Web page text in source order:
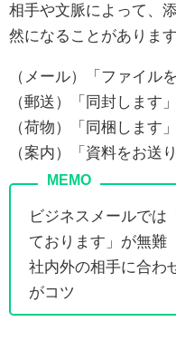
相手や文脈によって、
然になることがあります
（メール）「ファイル
（郵送）「同封します」
（荷物）「同梱します」
（案内）「資料をお送
ビジネスメールでは
ております」が無難
社内外の相手に合わ
がコツ